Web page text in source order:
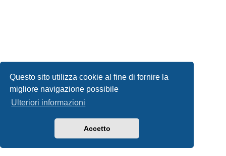
Questo sito utilizza cookie al fine di fornire la
migliore navigazione possibile
Ulteriori informazioni
Accetto